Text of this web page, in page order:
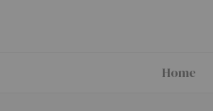
Home